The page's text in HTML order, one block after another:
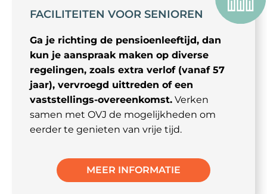
FACILITEITEN VOOR SENIOREN
Ga je richting de pensioenleeftijd, dan
kun je aanspraak maken op diverse
regelingen, zoals extra verlof (vanaf 57
jaar), vervroegd uittreden of een
vaststellings-overeenkomst. Verken
samen met OVJ de mogelijkheden om
eerder te genieten van vrije tijd.
MEER INFORMATIE